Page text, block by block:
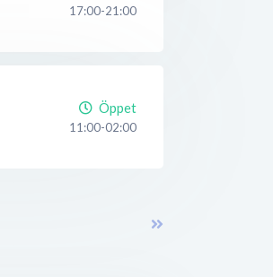
17:00-21:00
Öppet
11:00-02:00